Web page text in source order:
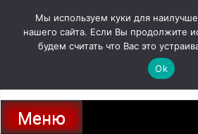
содержимому
Новости про современные автомобили и не
и отечественного
Меню
Мы используем куки для
нашего сайта. Если Вы продолжите
будем считать что Вас это
Ok